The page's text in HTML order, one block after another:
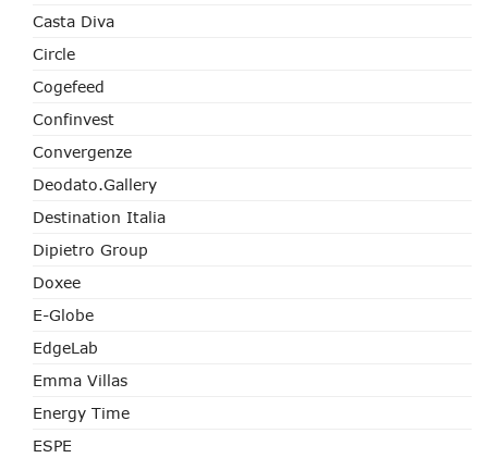
Casta Diva
Circle
Cogefeed
Confinvest
Convergenze
Deodato.Gallery
Destination Italia
Dipietro Group
Doxee
E-Globe
EdgeLab
Emma Villas
Energy Time
ESPE